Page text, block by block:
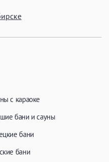
с караоке
бани и сауны
бани
бани